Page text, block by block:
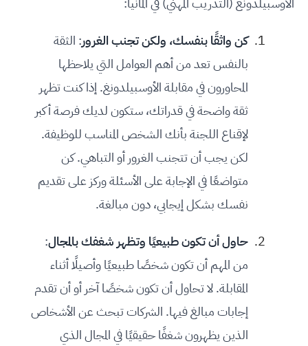
كن واثقًا بنفسك، ولكن تجنب الغرور: الثقة
بالنفس تعد من أهم العوامل التي يلاحظها
المحاورون في مقابلة الأوسبيلدونغ. إذا كنت تظهر
ثقة واضحة في قدراتك، ستكون لديك فرصة أكبر
لإقناع اللجنة بأنك الشخص المناسب للوظيفة.
لكن يجب أن تتجنب الغرور أو التباهي. كن
متواضعًا في الإجابة على الأسئلة وركز على تقديم
نفسك بشكل إيجابي، دون مبالغة.
حاول أن تكون طبيعيًا وتظهر شغفك بالمجال:
من المهم أن تكون شخصًا طبيعيًا وأصيلًا أثناء
المقابلة. لا تحاول أن تكون شخصًا آخر أو أن تقدم
إجابات مبالغ فيها. الشركات تبحث عن الأشخاص
الذين يظهرون شغفًا حقيقيًا في المجال الذي